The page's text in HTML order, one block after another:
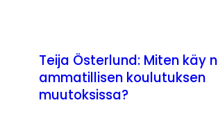
Teija Österlund: Miten käy
ammatillisen koulutuksen
muutoksissa?